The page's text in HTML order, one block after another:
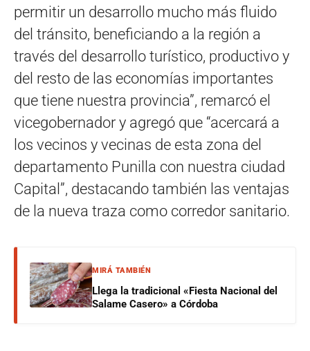
permitir un desarrollo mucho más fluido
del tránsito, beneficiando a la región a
través del desarrollo turístico, productivo y
del resto de las economías importantes
que tiene nuestra provincia”, remarcó el
vicegobernador y agregó que “acercará a
los vecinos y vecinas de esta zona del
departamento Punilla con nuestra ciudad
Capital”, destacando también las ventajas
de la nueva traza como corredor sanitario.
MIRÁ TAMBIÉN
Llega la tradicional «Fiesta Nacional del
Salame Casero» a Córdoba